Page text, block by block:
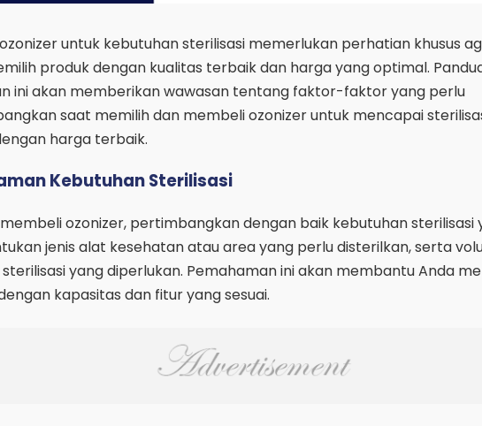
untuk kebutuhan sterilisasi memerlukan perhatian khusus
produk dengan kualitas terbaik dan harga yang optimal.
ini akan memberikan wawasan tentang faktor-faktor yang perlu
saat memilih dan membeli ozonizer untuk mencapai
harga terbaik.
Kebutuhan Sterilisasi
ozonizer, pertimbangkan dengan baik kebutuhan sterilisasi
jenis alat kesehatan atau area yang perlu disterilkan, serta
yang diperlukan. Pemahaman ini akan membantu Anda
kapasitas dan fitur yang sesuai.